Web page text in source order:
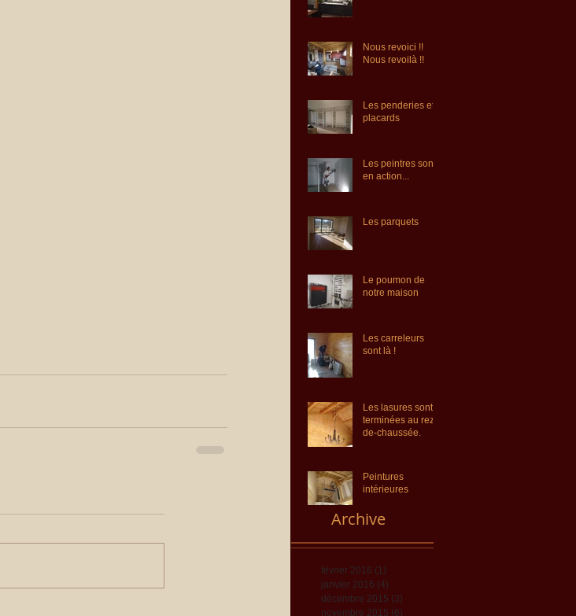
Nous revoici !!
Nous revoilà !!
Les penderies et
placards
Les peintres sont
en action...
Les parquets
Le poumon de
notre maison
Les carreleurs
sont là !
Les lasures sont
terminées au rez-
de-chaussée.
Peintures
intérieures
Archive
février 2016 (1)
janvier 2016 (4)
décembre 2015 (3)
novembre 2015 (6)